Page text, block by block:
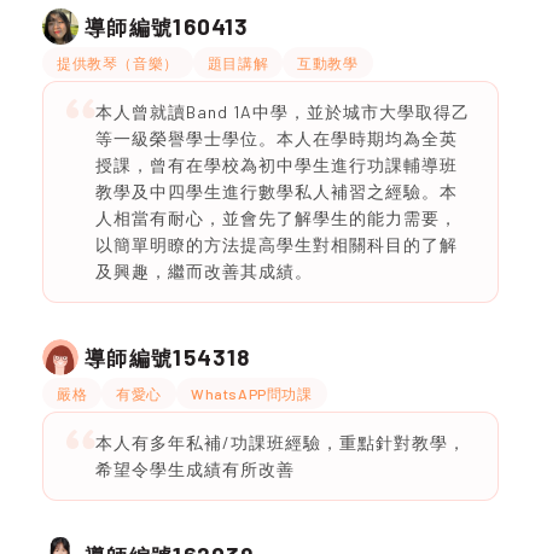
導師編號160413
提供教琴（音樂） 題目講解 互動教學
本人曾就讀Band 1A中學，並於城市大學取得乙
等一級榮譽學士學位。本人在學時期均為全英
授課，曾有在學校為初中學生進行功課輔導班
教學及中四學生進行數學私人補習之經驗。本
人相當有耐心，並會先了解學生的能力需要，
以簡單明瞭的方法提高學生對相關科目的了解
及興趣，繼而改善其成績。
導師編號154318
嚴格 有愛心 WhatsAPP問功課
本人有多年私補/功課班經驗，重點針對教學，
希望令學生成績有所改善